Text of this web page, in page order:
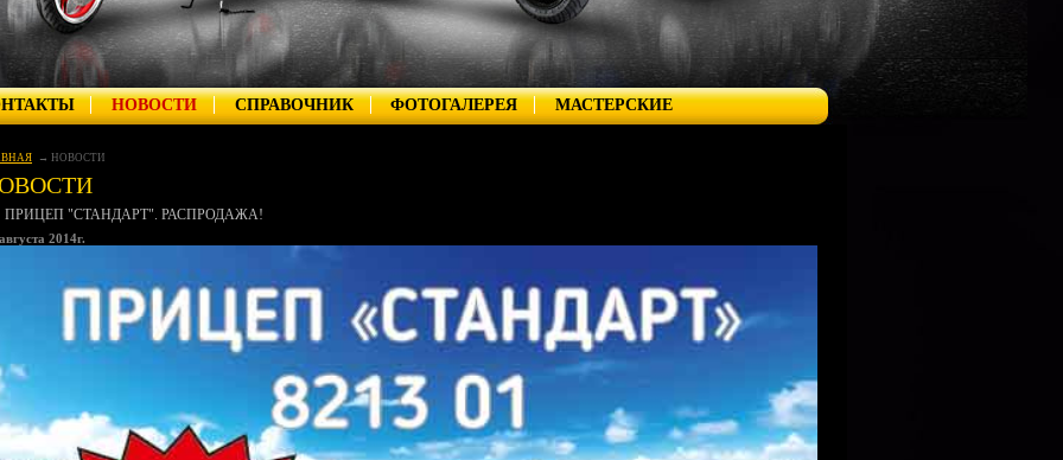
НОВОСТИ СПРАВОЧНИК ФОТОГАЛЕРЕЯ МАСТЕРСКИЕ
НОВОСТИ
ПРИЦЕП "СТАНДАРТ". РАСПРОДАЖА!
2014г.